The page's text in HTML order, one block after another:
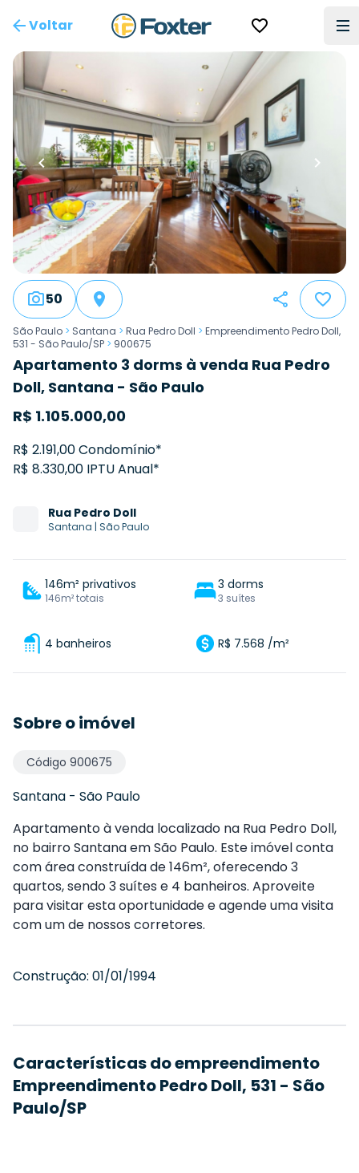
Voltar
50
São Paulo > Santana > Rua Pedro Doll > Empreendimento Pedro Doll,
531 - São Paulo/SP > 900675
Apartamento 3 dorms à venda Rua Pedro
Doll, Santana - São Paulo
R$ 1.105.000,00
R$ 2.191,00 Condomínio*
R$ 8.330,00 IPTU Anual*
Rua Pedro Doll
Santana | São Paulo
146m² privativos
146m² totais
3 dorms
3 suítes
4 banheiros R$ 7.568 /m²
Sobre o imóvel
Código 900675
Santana - São Paulo
Apartamento à venda localizado na Rua Pedro Doll,
no bairro Santana em São Paulo. Este imóvel conta
com área construída de 146m², oferecendo 3
quartos, sendo 3 suítes e 4 banheiros. Aproveite
para visitar esta oportunidade e agende uma visita
com um de nossos corretores.
Construção: 01/01/1994
Características do empreendimento
Empreendimento Pedro Doll, 531 - São
Paulo/SP